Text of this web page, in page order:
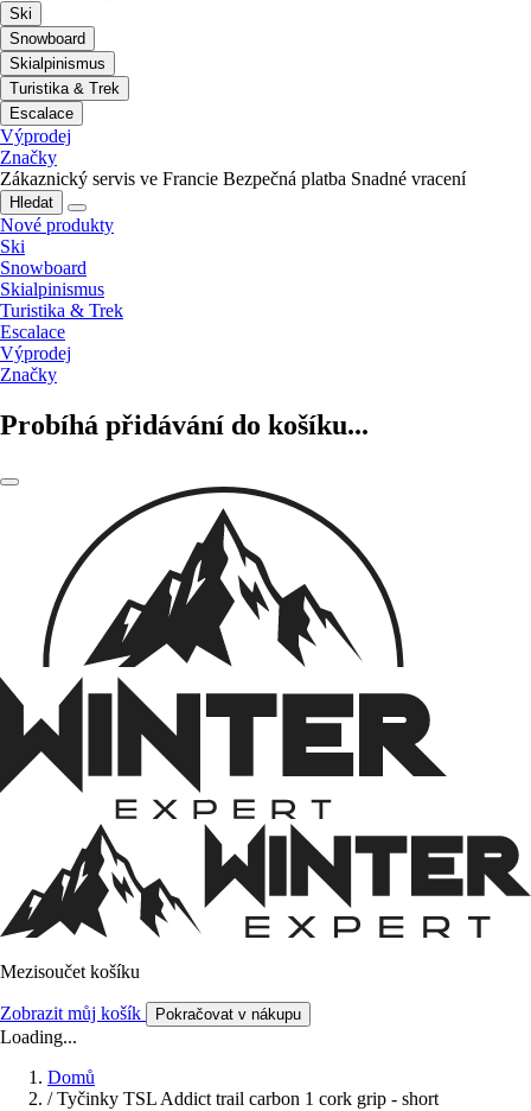
Ski
Snowboard
Skialpinismus
Turistika & Trek
Escalace
Výprodej
Značky
Zákaznický servis ve Francie Bezpečná platba Snadné vracení
Hledat
Nové produkty
Ski
Snowboard
Skialpinismus
Turistika & Trek
Escalace
Výprodej
Značky
Probíhá přidávání do košíku...
Mezisoučet košíku
Zobrazit můj košík Pokračovat v nákupu
Loading...
Domů
/ Tyčinky TSL Addict trail carbon 1 cork grip - short